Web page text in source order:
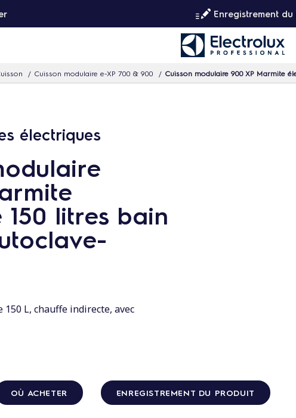
Enregistrement
Cuisson modulaire e-XP 700 & 900 Cuisson modulaire 900 XP Marmite
électriques
litres bain
L, chauffe indirecte, avec
OÙ ACHETER ENREGISTREMENT DU PRODUIT